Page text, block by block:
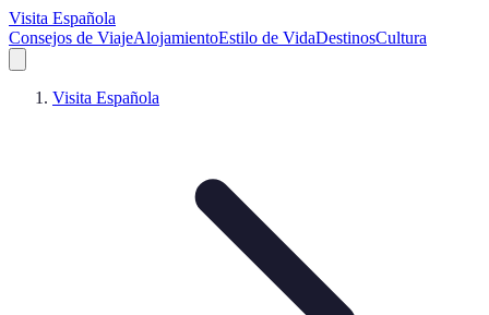
Visita Española
Consejos de ViajeAlojamientoEstilo de VidaDestinosCultura
Visita Española